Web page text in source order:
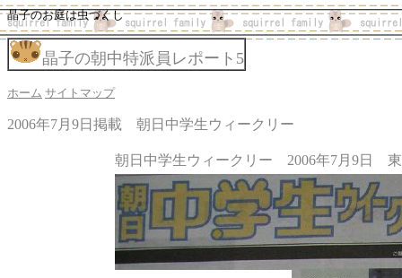
晶子のお庭は虫づくし
晶子の朝中特派員レポート5
ホーム サイトマップ
2006年7月9日掲載 朝日中学生ウィークリー
朝日中学生ウィークリー 2006年7月9日